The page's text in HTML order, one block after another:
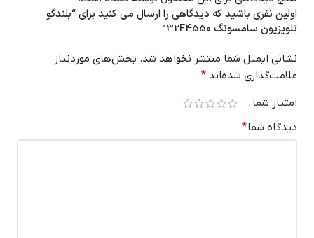
اولین نفری باشید که دیدگاهی را ارسال می کنید برای “بلندگو
تلویزیون سامسونگ 32F4550”
نشانی ایمیل شما منتشر نخواهد شد. بخش‌های موردنیاز
علامت‌گذاری شده‌اند *
امتیاز شما
دیدگاه شما*